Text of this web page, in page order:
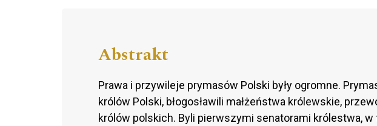
Abstrakt
Prawa i przywileje prymasów Polski były ogromne.
królów Polski, błogosławili małżeństwa królewskie,
królów polskich. Byli pierwszymi senatorami królestwa,